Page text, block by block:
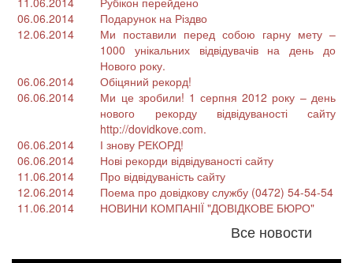
06.06.2014
Подарунок на Різдво
12.06.2014
Ми поставили перед собою гарну мету –
1000 унікальних відвідувачів на день до
Нового року.
06.06.2014
Обіцяний рекорд!
06.06.2014
Ми це зробили! 1 серпня 2012 року – день
нового рекорду відвідуваності сайту
http://dovidkove.com.
06.06.2014
І знову РЕКОРД!
06.06.2014
Нові рекорди відвідуваності сайту
11.06.2014
Про відвідуваність сайту
12.06.2014
Поема про довідкову службу (0472) 54-54-54
11.06.2014
НОВИНИ КОМПАНІЇ "ДОВІДКОВЕ БЮРО"
Все новости